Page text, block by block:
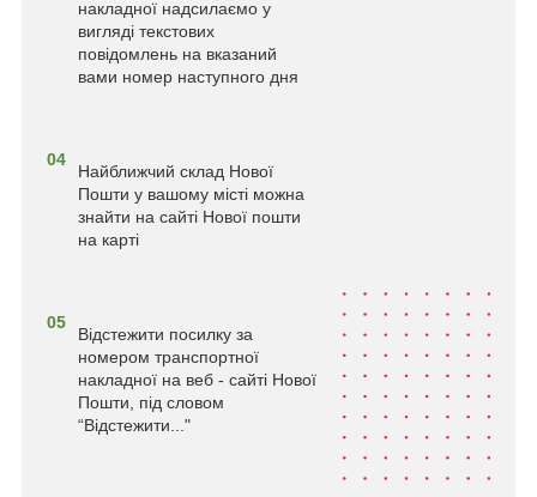
накладної надсилаємо у
вигляді текстових
повідомлень на вказаний
вами номер наступного дня
04
Найближчий склад Нової
Пошти у вашому місті можна
знайти на сайті Нової пошти
на карті
05
Відстежити посилку за
номером транспортної
накладної на веб - сайті Нової
Пошти, під словом
“Відстежити..."